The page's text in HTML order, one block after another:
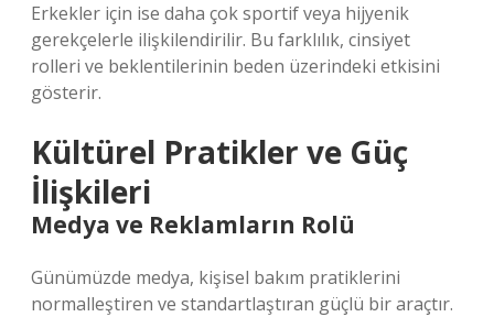
Erkekler için ise daha çok sportif veya hijyenik
gerekçelerle ilişkilendirilir. Bu farklılık, cinsiyet
rolleri ve beklentilerinin beden üzerindeki etkisini
gösterir.
Kültürel Pratikler ve Güç
İlişkileri
Medya ve Reklamların Rolü
Günümüzde medya, kişisel bakım pratiklerini
normalleştiren ve standartlaştıran güçlü bir araçtır.